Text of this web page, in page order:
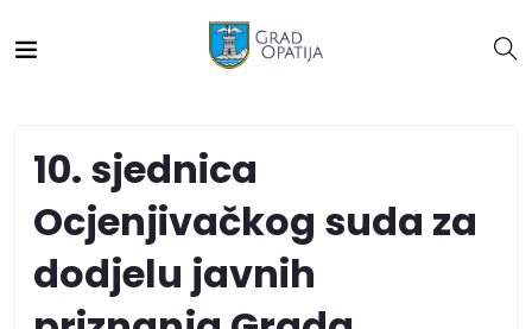
10. sjednica
Ocjenjivačkog suda za
dodjelu javnih